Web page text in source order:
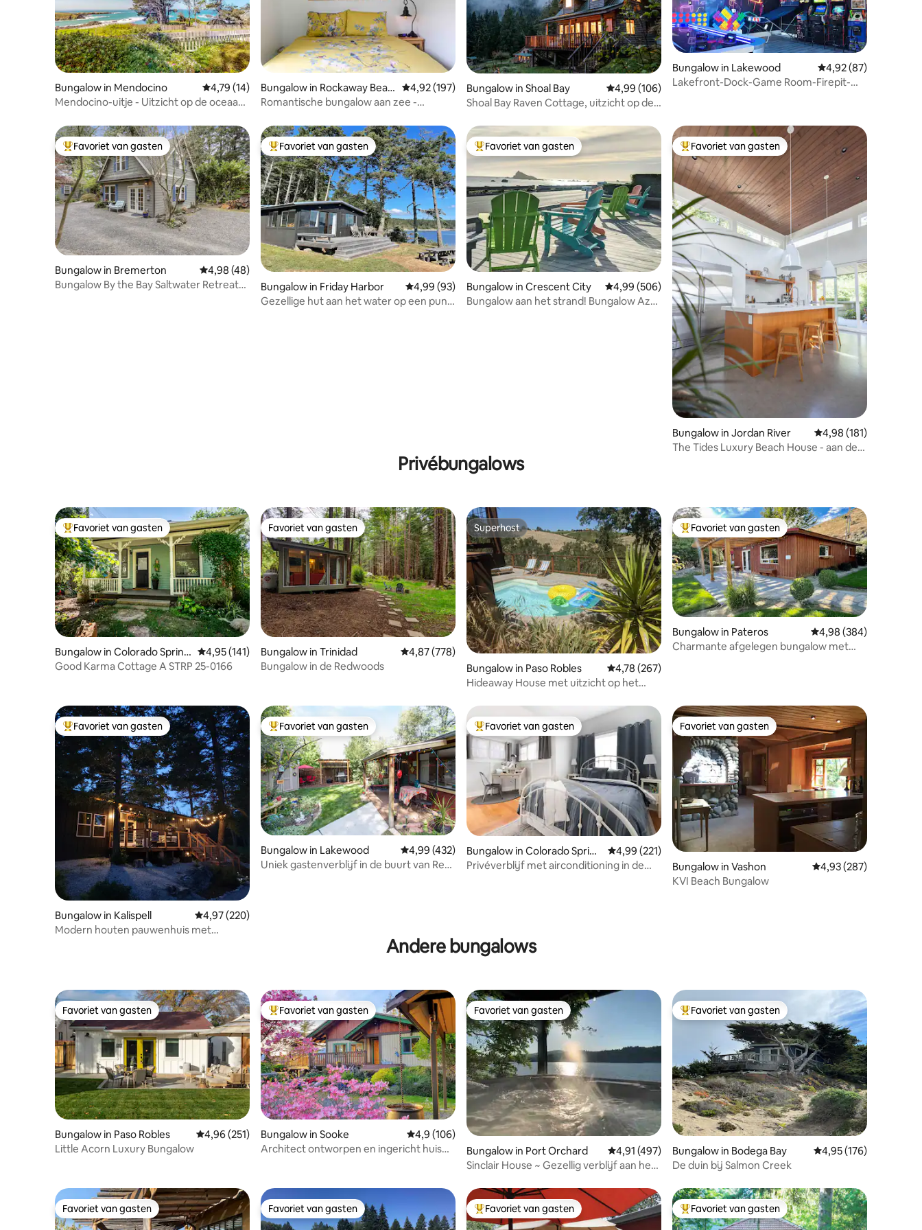
Bungalow in Mendocino Gemiddelde beoordeling van 4,79 uit 5, 14 recensies
4,79 (14)
Mendocino-uitje - Uitzicht op de oceaan
Bungalow in Rockaway Beac
h
Gemiddelde beoordeling van 4,92 uit 5, 197 recensies
4,92 (197)
Romantische bungalow aan zee -
Bungalow in Shoal Bay Gemiddelde beoordeling van 4,99 uit 5, 106 recensies
4,99 (106)
Shoal Bay Raven Cottage, uitzicht op de
Bungalow in Lakewood Gemiddelde
4,92 (87)
Lakefront-Dock-Game Room-Firepit-
Topfavoriet van gasten
Favoriet van gasten
Bungalow in Bremerton Gemiddelde beoordeling van 4,98 uit 5, 48 recensies
4,98 (48)
Bungalow By the Bay Saltwater Retreat
Topfavoriet van gasten
Favoriet van gasten
Bungalow in Friday Harbor Gemiddelde beoordeling van 4,99 uit 5, 93 recensies
4,99 (93)
Gezellige hut aan het water op een punt
Topfavoriet van gasten
Favoriet van gasten
Bungalow in Crescent City Gemiddelde beoordeling van 4,99 uit 5, 506 recensies
4,99 (506)
Bungalow aan het strand! Bungalow Azul
Topfavoriet van gasten
Favoriet van gasten
Bungalow in Jordan River Gemiddelde
4,98 (181)
The Tides Luxury Beach House - aan de
Privébungalows
Topfavoriet van gasten
Favoriet van gasten
Bungalow in Colorado Spring
s
Gemiddelde beoordeling van 4,95 uit 5, 141 recensies
4,95 (141)
Good Karma Cottage A STRP 25-0166
Favoriet van gasten
Favoriet van gasten
Bungalow in Trinidad Gemiddelde beoordeling van 4,87 uit 5, 778 recensies
4,87 (778)
Bungalow in de Redwoods
Superhost
Superhost
Bungalow in Paso Robles Gemiddelde beoordeling van 4,78 uit 5, 267 recensies
4,78 (267)
Hideaway House met uitzicht op het
Topfavoriet van gasten
Favoriet van gasten
Bungalow in Pateros Gemiddelde
4,98 (384)
Charmante afgelegen bungalow met
Topfavoriet van gasten
Favoriet van gasten
Bungalow in Kalispell Gemiddelde beoordeling van 4,97 uit 5, 220 recensies
4,97 (220)
Modern houten pauwenhuis met
Topfavoriet van gasten
Favoriet van gasten
Bungalow in Lakewood Gemiddelde beoordeling van 4,99 uit 5, 432 recensies
4,99 (432)
Uniek gastenverblijf in de buurt van Red
Topfavoriet van gasten
Favoriet van gasten
Bungalow in Colorado Spring
s
Gemiddelde beoordeling van 4,99 uit 5, 221 recensies
4,99 (221)
Privéverblijf met airconditioning in de
Favoriet van gasten
Favoriet van gasten
Bungalow in Vashon Gemiddelde
4,93 (287)
KVI Beach Bungalow
Andere bungalows
Favoriet van gasten
Favoriet van gasten
Bungalow in Paso Robles Gemiddelde beoordeling van 4,96 uit 5, 251 recensies
4,96 (251)
Little Acorn Luxury Bungalow
Topfavoriet van gasten
Favoriet van gasten
Bungalow in Sooke Gemiddelde beoordeling van 4,9 uit 5, 106 recensies
4,9 (106)
Architect ontworpen en ingericht huis
Favoriet van gasten
Favoriet van gasten
Bungalow in Port Orchard Gemiddelde beoordeling van 4,91 uit 5, 497 recensies
4,91 (497)
Sinclair House ~ Gezellig verblijf aan het
Topfavoriet van gasten
Favoriet van gasten
Bungalow in Bodega Bay Gemiddelde
4,95 (176)
De duin bij Salmon Creek
Favoriet van gasten
Favoriet van gasten Favoriet van gasten
Favoriet van gasten Topfavoriet van gasten
Favoriet van gasten Topfavoriet van gasten
Favoriet van gasten